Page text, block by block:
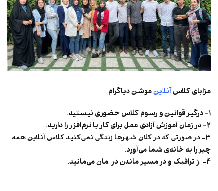
مزایای کلاس آنلاینموشن دیاگرام
۱- درگیر قوانین و رسوم کلاس حضوری نیستید.
۲- در زمان آموزش آزادی عمل برای کار با نرم‌افزار را دارید.
۳- در صورتی که در کلان شهر‌ها زندگی نمی‌کنید کلاس ‌آنلاین همه
چیز را به خانه‌ی شما می‌آورد.
4- از ترافیک و در مسیر ماندن در امان می‌مانید.